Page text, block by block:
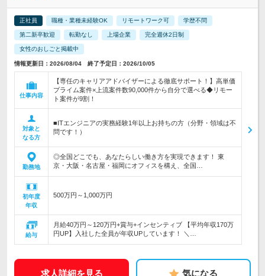
正社員 職種・業種未経験OK リモートワーク可 学歴不問
第二新卒歓迎 転勤なし 上場企業 完全週休2日制
女性のおしごと掲載中
情報更新日：2026/08/04 終了予定日：2026/10/05
仕事内容
【専任のキャリアアドバイザーによる徹底サポート！】高単価
プライム案件×上流案件数90,000件から自分で選べる◆リモー
ト案件が9割！
対象と
なる方
■ITエンジニアの実務経験1年以上お持ちの方（分野・領域は不
問です！）
勤務地
◎全国どこでも、あなたらしい働き方を実現できます！ 東
京・大阪・名古屋・福岡にオフィスを構え、全国…
初年度
年収
500万円～1,000万円
給与
月給40万円～120万円+賞与+インセンティブ 【平均年収170万
円UP】入社した全員が年収UPしています！ ＼…
求人詳細を見る 気になる